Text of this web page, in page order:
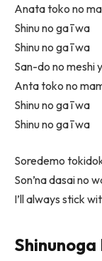
Anata toko no
Shinu no ga ī wa
Shinu no ga ī wa
San-do no meshi
Anta toko no
Shinu no ga ī wa
Shinu no ga ī wa
Soredemo
Son’na dasai no
I’ll always stick